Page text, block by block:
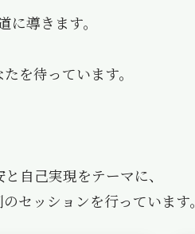
に導きます。
を待っています。
自己実現をテーマに、
セッションを行っています。